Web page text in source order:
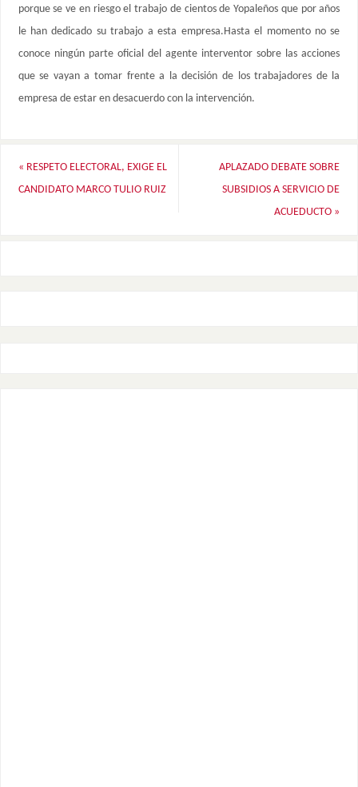
porque se ve en riesgo el trabajo de cientos de Yopaleños que por años
le han dedicado su trabajo a esta empresa.Hasta el momento no se
conoce ningún parte oficial del agente interventor sobre las acciones
que se vayan a tomar frente a la decisión de los trabajadores de la
empresa de estar en desacuerdo con la intervención.
« RESPETO ELECTORAL, EXIGE EL
CANDIDATO MARCO TULIO RUIZ
APLAZADO DEBATE SOBRE
SUBSIDIOS A SERVICIO DE
ACUEDUCTO »